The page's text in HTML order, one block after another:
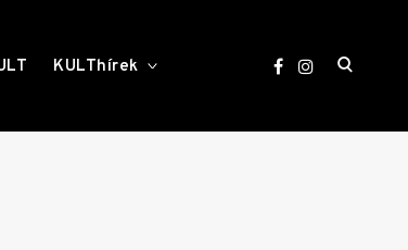
KULThírek
open